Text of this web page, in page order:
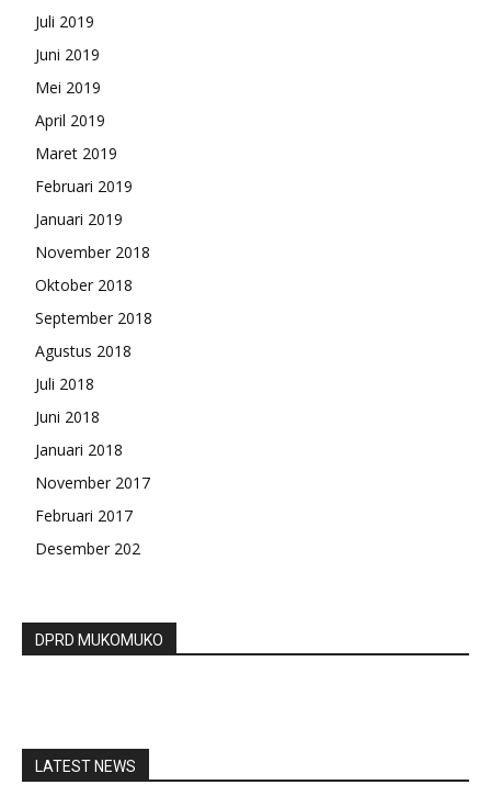
Juli 2019
Juni 2019
Mei 2019
April 2019
Maret 2019
Februari 2019
Januari 2019
November 2018
Oktober 2018
September 2018
Agustus 2018
Juli 2018
Juni 2018
Januari 2018
November 2017
Februari 2017
Desember 202
DPRD MUKOMUKO
LATEST NEWS